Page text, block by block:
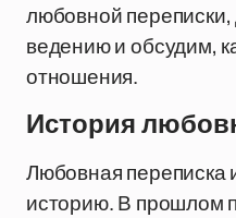
любовной
ведению и обсудим,
отношения.
История
Любовная переписка
историю. В прошлом